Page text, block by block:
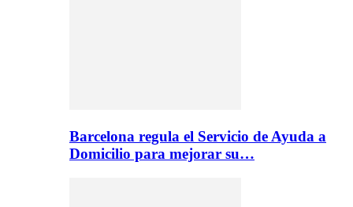
Barcelona regula el Servicio de Ayuda a
Domicilio para mejorar su…